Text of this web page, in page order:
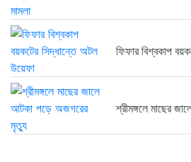
ফিফার বিশ্বকাপ
শ্রীমঙ্গলে মাছের